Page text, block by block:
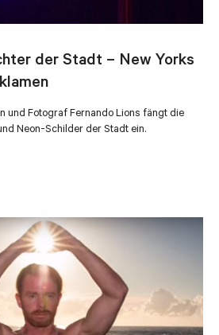
der Stadt – New Yorks
und Fotograf Fernando Lions fängt die
Neon-Schilder der Stadt ein.